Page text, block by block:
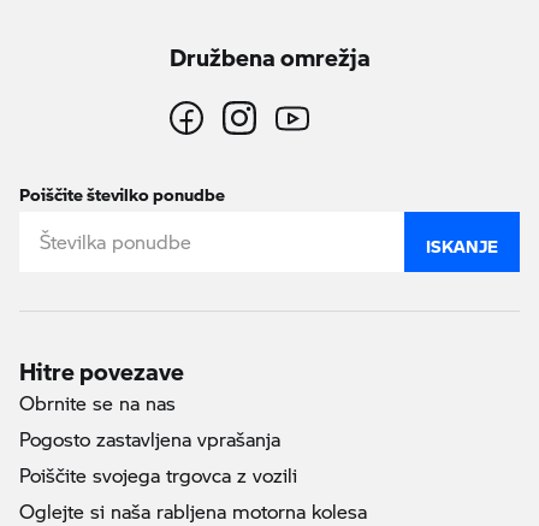
Družbena omrežja
Poiščite številko ponudbe
ISKANJE
Hitre povezave
Obrnite se na nas
Pogosto zastavljena vprašanja
Poiščite svojega trgovca z vozili
Oglejte si naša rabljena motorna kolesa